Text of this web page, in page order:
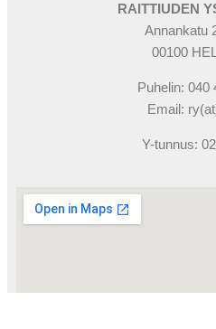
RAITTIUDEN
Annankatu
00100
Puhelin: 040
Email:
Y-tunnus: